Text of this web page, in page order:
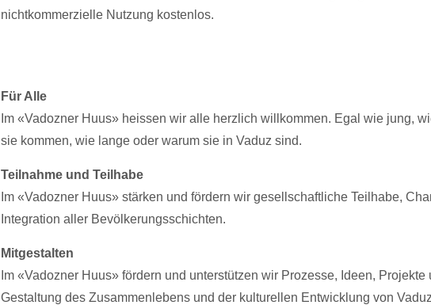
nichtkommerzielle Nutzung kostenlos.
Für Alle
Im «Vadozner Huus» heissen wir alle herzlich willkommen. Egal wie jung,
sie kommen, wie lange oder warum sie in Vaduz sind.
Teilnahme und Teilhabe
Im «Vadozner Huus» stärken und fördern wir gesellschaftliche Teilhabe,
Integration aller Bevölkerungsschichten.
Mitgestalten
Im «Vadozner Huus» fördern und unterstützen wir Prozesse, Ideen,
Gestaltung des Zusammenlebens und der kulturellen Entwicklung von